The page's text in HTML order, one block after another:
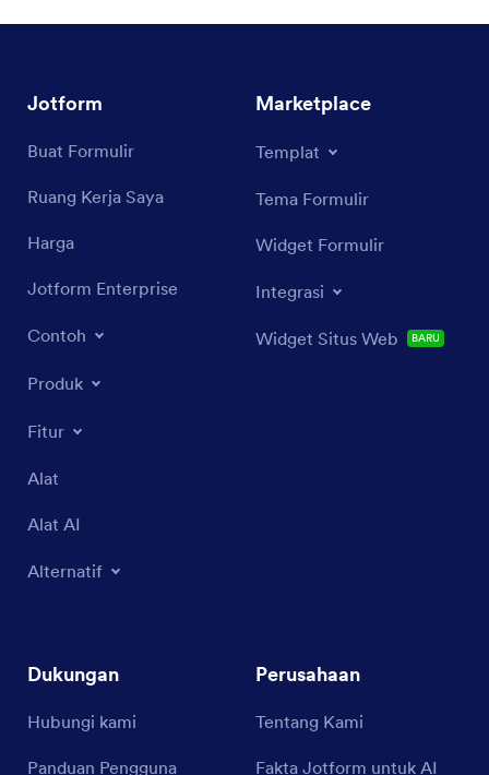
Jotform
Buat Formulir
Ruang Kerja Saya
Harga
Jotform Enterprise
Contoh
Produk
Fitur
Alat
Alat AI
Alternatif
Marketplace
Templat
Tema Formulir
Widget Formulir
Integrasi
Widget Situs Web BARU
Dukungan
Hubungi kami
Panduan Pengguna
Perusahaan
Tentang Kami
Fakta Jotform untuk AI